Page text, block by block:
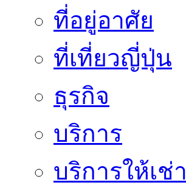
ที่อยู่อาศัย
ที่เที่ยวญี่ปุ่น
ธุรกิจ
บริการ
บริการให้เช่า